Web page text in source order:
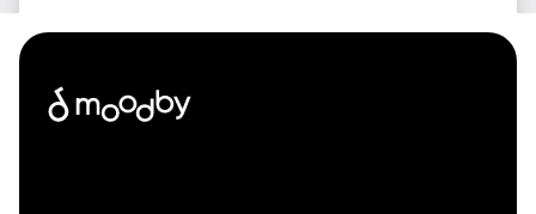
conditions généraleset lapolitique de confidentialité